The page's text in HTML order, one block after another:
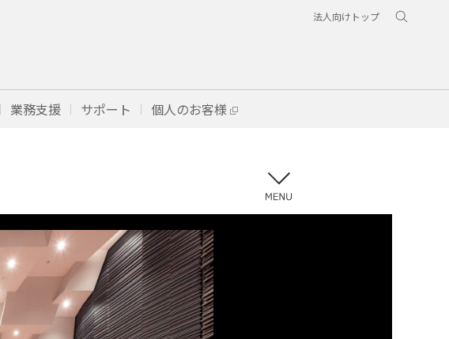
法人向けトップ
業務支援 サポート 個人のお客様